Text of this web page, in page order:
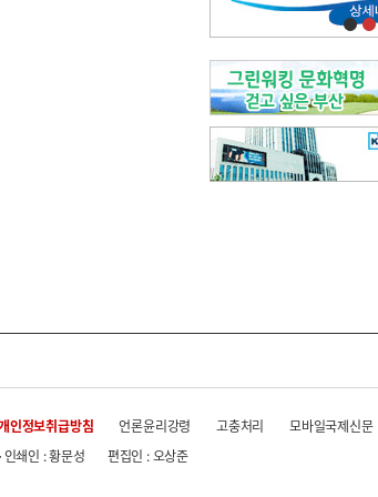
인정보취급방침 언론윤리강령 고충처리
모바일국제신문
쇄인 : 황문성
편집인 : 오상준